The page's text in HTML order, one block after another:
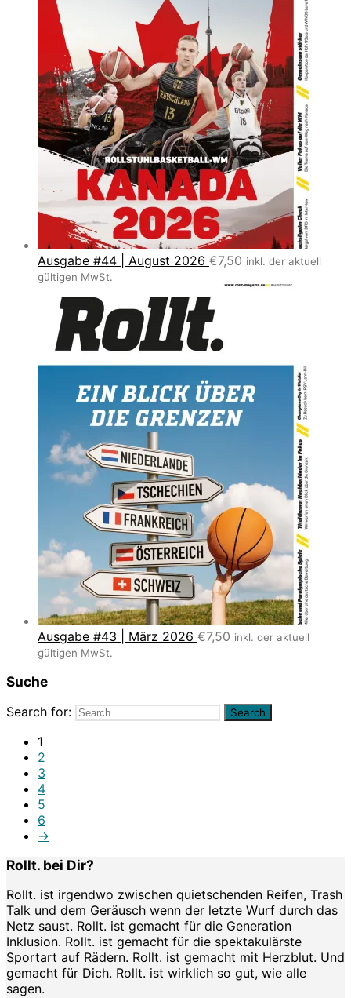
Ausgabe #44 | August 2026 €7,50 inkl. der aktuell
gültigen MwSt.
Ausgabe #43 | März 2026 €7,50 inkl. der aktuell
gültigen MwSt.
Suche
Search for:
1
2
3
4
5
6
→
Rollt. bei Dir?
Rollt. ist irgendwo zwischen quietschenden Reifen, Trash
Talk und dem Geräusch wenn der letzte Wurf durch das
Netz saust. Rollt. ist gemacht für die Generation
Inklusion. Rollt. ist gemacht für die spektakulärste
Sportart auf Rädern. Rollt. ist gemacht mit Herzblut. Und
gemacht für Dich. Rollt. ist wirklich so gut, wie alle
sagen.